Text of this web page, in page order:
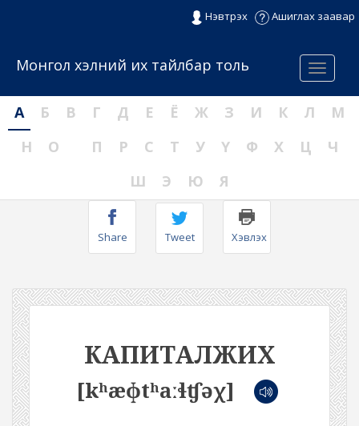
Нэвтрэх Ашиглах заавар
Menu
Монгол хэлний их тайлбар толь
А Б В Г Д Е Ё Ж З И К Л
М
Н
О П Р С Т У Ү Ф Х Ц
Ч
Ш
Э Ю Я
Share Tweet Хэвлэх
КАПИТАЛЖИХ
[kʰæɸtʰaːɬʧəχ]